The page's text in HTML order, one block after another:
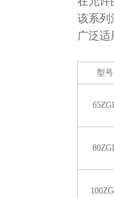
该系列
广泛
型号